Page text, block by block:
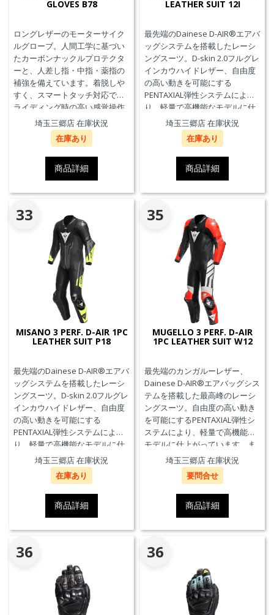
GLOVES B78
ロングレザーのモーターサイク
ルグローブ。人間工学に基づい
たカーボンナックルプロテクタ
ーと、人差し指・中指・薬指の
補強を備えています。着脱しや
すく、スマートタッチ対応で、
ライディング時の高い感覚操作
性と抜群の快適性を実現。
埼玉三郷店 在庫状況
在庫あり
商品詳細
LEATHER SUIT 12I
最先端のDainese D-AIR®エアバ
ッグシステムを搭載したレーシ
ングスーツ。D-skin 2.0フルグレ
インカウハイドレザー、自由度
の高い動きを可能にする
PENTAXIAL弾性システムによ
り、軽量で高機能なモデルに仕
上がっています。また、エアバ
ッグ本体が最大3回の起爆まで繰
り返し利用可能なTriple-
Activation D-air®Racing エアバ
ッグを搭載しています。※別途
ジェネレーター(ガス発生器本体)
の交換が必要です。
埼玉三郷店 在庫状況
在庫あり
商品詳細
33
MISANO 3 PERF. D-AIR 1PC
LEATHER SUIT P18
最先端のDainese D-AIR®エアバ
ッグシステムを搭載したレーシ
ングスーツ。D-skin 2.0フルグレ
インカウハイドレザー、自由度
の高い動きを可能にする
PENTAXIAL弾性システムによ
り、軽量で高機能なモデルに仕
上がっています。また、エアバ
ッグ本体が最大3回の起爆まで繰
り返し利用可能なTriple-
Activation D-air®Racing エアバ
ッグを搭載しています。※別途
ジェネレーター(ガス発生器本体)
の交換が必要です。
埼玉三郷店 在庫状況
在庫あり
商品詳細
35
MUGELLO 3 PERF. D-AIR
1PC LEATHER SUIT W12
最先端のカンガルーレザー、
Dainese D-AIR®エアバッグシス
テムを搭載した最高峰のレーシ
ングスーツ。自由度の高い動き
を可能にするPENTAXIAL弾性シ
ステムにより、軽量で高機能な
モデルに仕上がっています。ま
た、エアバッグ本体が最大3回の
起爆まで繰り返し利用可能な
Triple-Activation D-air®Racing
エアバッグを搭載しています。
※別途ジェネレーター(ガス発生
器本体)の交換が必要です。MFJ
公認モデル。
埼玉三郷店 在庫状況
要問合せ
商品詳細
36 36